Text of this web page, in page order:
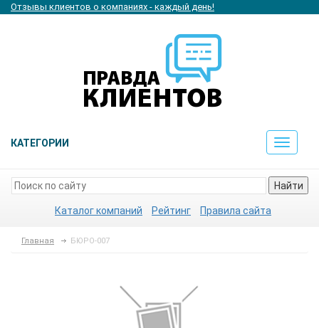
Отзывы клиентов о компаниях - каждый день!
КАТЕГОРИИ
Toggle
Найти
Каталог компаний Рейтинг Правила сайта
Главная БЮРО-007